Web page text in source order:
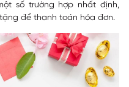
số trường hợp nhất định,
để thanh toán hóa đơn.